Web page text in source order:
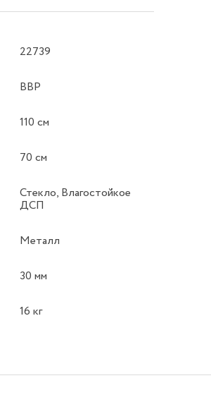
22739
ВВР
110 см
70 см
Стекло, Влагостойкое
ДСП
Металл
30 мм
16 кг